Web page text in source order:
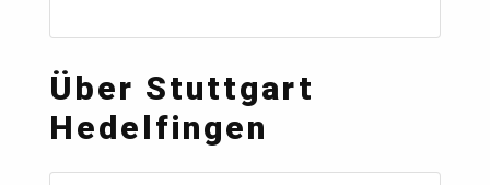
Über Stuttgart
Hedelfingen